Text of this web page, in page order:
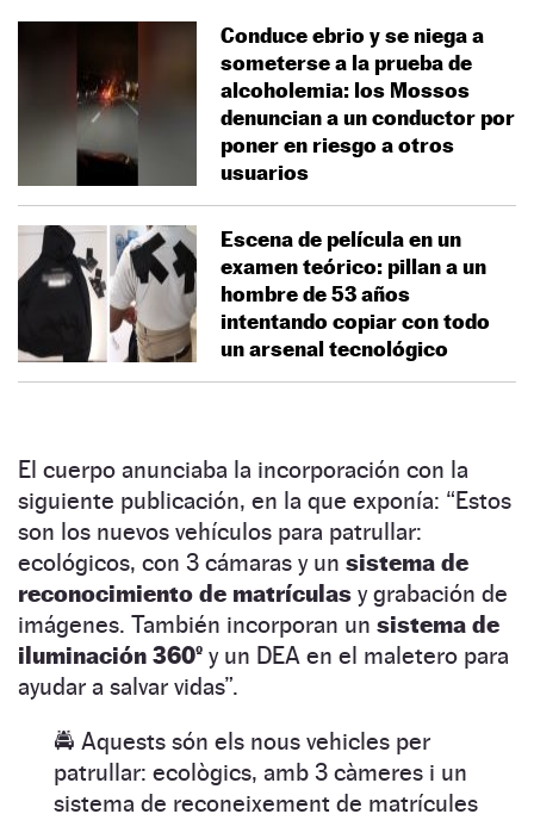
Conduce ebrio y se niega a
someterse a la prueba de
alcoholemia: los Mossos
denuncian a un conductor por
poner en riesgo a otros
usuarios
Escena de película en un
examen teórico: pillan a un
hombre de 53 años
intentando copiar con todo
un arsenal tecnológico
El cuerpo anunciaba la incorporación con la
siguiente publicación, en la que exponía: “Estos
son los nuevos vehículos para patrullar:
ecológicos, con 3 cámaras y un sistema de
reconocimiento de matrículas y grabación de
imágenes. También incorporan un sistema de
iluminación 360º y un DEA en el maletero para
ayudar a salvar vidas”.
🚔 Aquests són els nous vehicles per
patrullar: ecològics, amb 3 càmeres i un
sistema de reconeixement de matrícules